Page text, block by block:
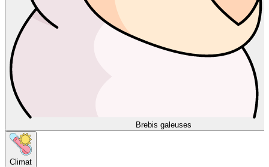
Brebis galeuses
Climat